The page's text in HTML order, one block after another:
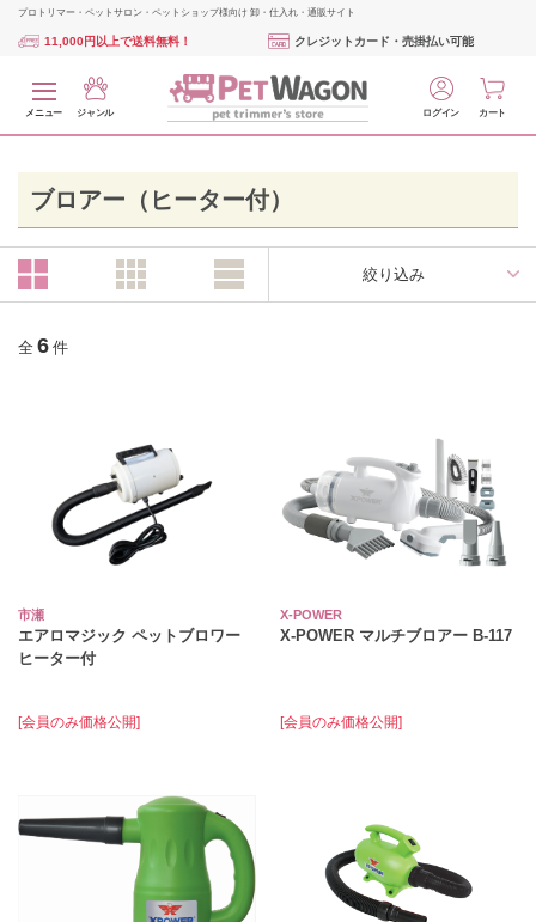
プロトリマー・ペットサロン・ペットショップ様向け 卸・仕入れ・通販サイト
11,000円以上で送料無料！ クレジットカード・売掛払い可能
メニュー ジャンル ログイン カート
ブロアー（ヒーター付）
絞り込み
全 6 件
市瀬
エアロマジック ペットブロワー
ヒーター付
[会員のみ価格公開]
X-POWER
X-POWER マルチブロアー B-117
[会員のみ価格公開]